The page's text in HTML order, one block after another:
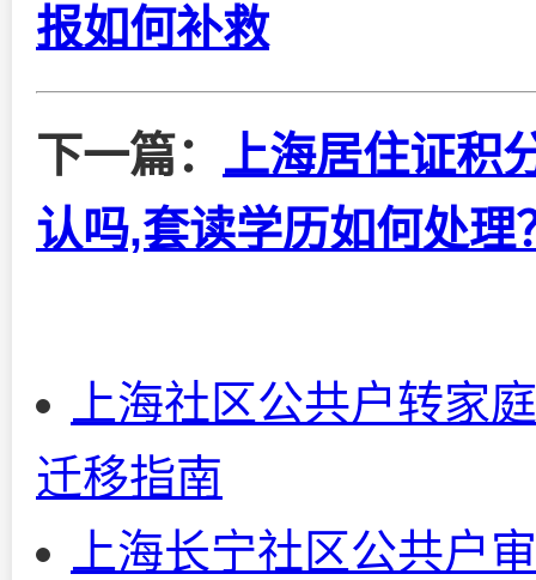
报如何补救
下一篇： 上海居住证积
认吗,套读学历如何处理
上海社区公共户转家
迁移指南
上海长宁社区公共户